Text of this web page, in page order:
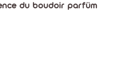
du boudoir parfüm